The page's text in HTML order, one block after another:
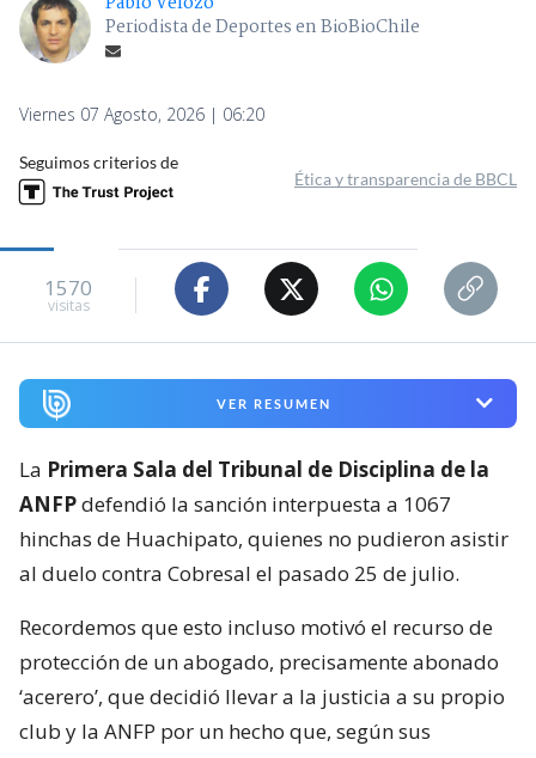
Periodista de Deportes en BioBioChile
Viernes 07 Agosto, 2026 | 06:20
Seguimos criterios de
Ética y transparencia de BBCL
1570
visitas
VER RESUMEN
La Primera Sala del Tribunal de Disciplina de la
ANFPdefendió la sanción interpuesta a 1067
hinchas de Huachipato, quienes no pudieron asistir
al duelo contra Cobresal el pasado 25 de julio.
Recordemos que esto incluso motivó el recurso de
protección de un abogado, precisamente abonado
‘acerero’, que decidió llevar a la justicia a su propio
club y la ANFP por un hecho que, según sus